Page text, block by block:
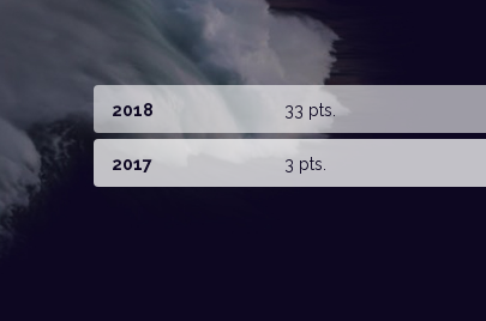
2018 33 pts.
2017 3 pts.